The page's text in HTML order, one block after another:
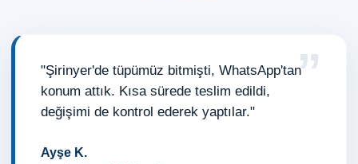
”
"Şirinyer'de tüpümüz bitmişti, WhatsApp'tan
konum attık. Kısa sürede teslim edildi,
değişimi de kontrol ederek yaptılar."
Ayşe K.